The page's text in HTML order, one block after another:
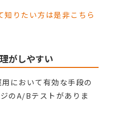
りたい方は是非こちら
がしやすい
において有効な手段の
のA/Bテストがありま